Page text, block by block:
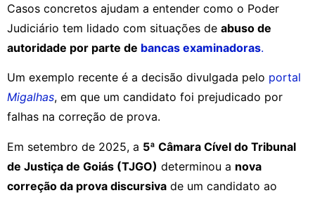
Casos concretos ajudam a entender como o Poder
Judiciário tem lidado com situações de abuso de
autoridade por parte de bancas examinadoras.
Um exemplo recente é a decisão divulgada pelo portal
Migalhas, em que um candidato foi prejudicado por
falhas na correção de prova.
Em setembro de 2025, a 5ª Câmara Cível do Tribunal
de Justiça de Goiás (TJGO) determinou a nova
correção da prova discursiva de um candidato ao